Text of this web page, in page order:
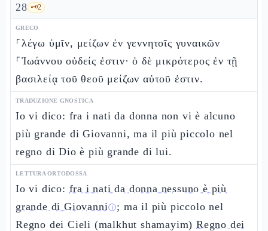
28 🗝️2
GRECO
⸀λέγω ὑμῖν, μείζων ἐν γεννητοῖς γυναικῶν
⸀Ἰωάννου οὐδείς ἐστιν· ὁ δὲ μικρότερος ἐν τῇ
βασιλείᾳ τοῦ θεοῦ μείζων αὐτοῦ ἐστιν.
TRADUZIONE GNOSTICA
Io vi dico: fra i nati da donna non vi è alcuno
più grande di Giovanni, ma il più piccolo nel
regno di Dio è più grande di lui.
LETTURA ORTODOSSA
Io vi dico: fra i nati da donna nessuno è più
grande di Giovanniⓘ; ma il più piccolo nel
Regno dei Cieli (malkhut shamayim) Regno dei